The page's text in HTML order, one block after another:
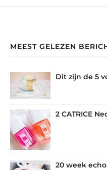
MEEST GELEZEN
Dit zijn de 5
2 CATRICE
20 week